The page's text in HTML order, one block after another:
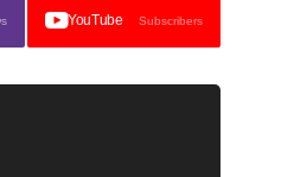
YouTube Subscribers